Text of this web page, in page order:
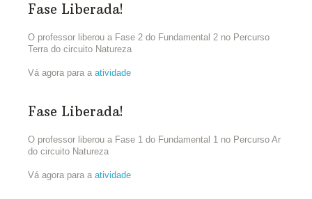
Fase Liberada!
O professor liberou a Fase 2 do Fundamental 2 no Percurso
Terra do circuito Natureza
Vá agora para a atividade
Fase Liberada!
O professor liberou a Fase 1 do Fundamental 1 no Percurso Ar
do circuito Natureza
Vá agora para a atividade